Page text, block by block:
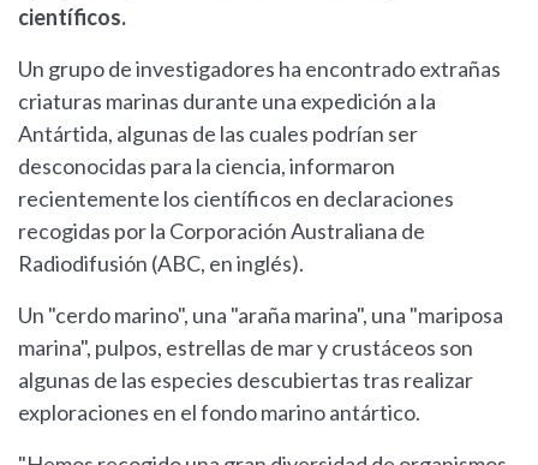
científicos.
Un grupo de investigadores ha encontrado extrañas
criaturas marinas durante una expedición a la
Antártida, algunas de las cuales podrían ser
desconocidas para la ciencia, informaron
recientemente los científicos en declaraciones
recogidas por la Corporación Australiana de
Radiodifusión (ABC, en inglés).
Un "cerdo marino", una "araña marina", una "mariposa
marina", pulpos, estrellas de mar y crustáceos son
algunas de las especies descubiertas tras realizar
exploraciones en el fondo marino antártico.